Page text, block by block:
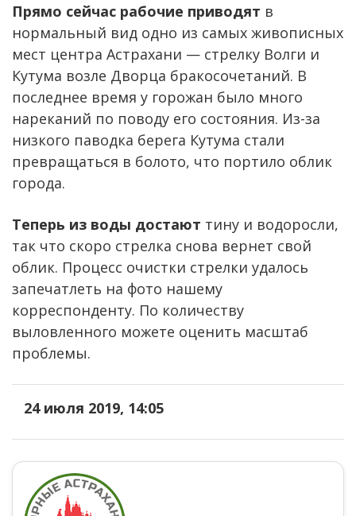
Прямо сейчас рабочие приводят в
нормальный вид одно из самых живописных
мест центра Астрахани — стрелку Волги и
Кутума возле Дворца бракосочетаний. В
последнее время у горожан было много
нареканий по поводу его состояния. Из-за
низкого паводка берега Кутума стали
превращаться в болото, что портило облик
города.
Теперь из воды достают тину и водоросли,
так что скоро стрелка снова вернет свой
облик. Процесс очистки стрелки удалось
запечатлеть на фото нашему
корреспонденту. По количеству
выловленного можете оценить масштаб
проблемы.
24 июля 2019, 14:05